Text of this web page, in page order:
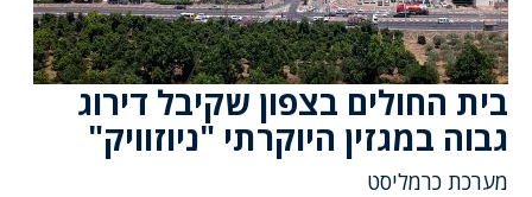
בית החולים בצפון שקיבל דירוג
גבוה במגזין היוקרתי "ניוזוויק"
מערכת כרמליסט